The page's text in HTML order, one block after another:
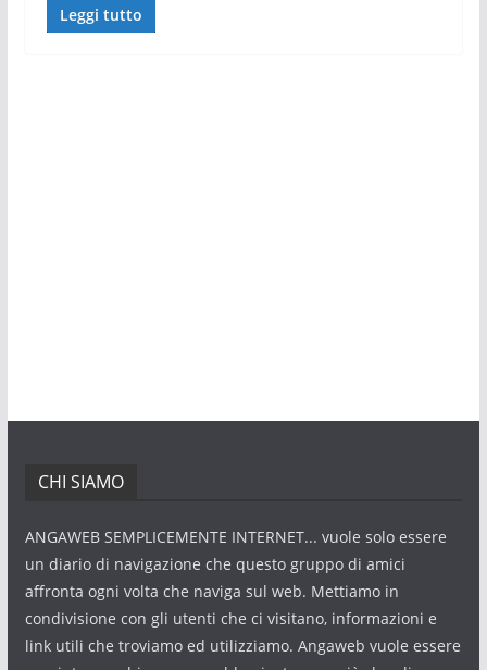
Leggi tutto
CHI SIAMO
ANGAWEB SEMPLICEMENTE INTERNET... vuole solo essere
un diario di navigazione che questo gruppo di amici
affronta ogni volta che naviga sul web. Mettiamo in
condivisione con gli utenti che ci visitano, informazioni e
link utili che troviamo ed utilizziamo. Angaweb vuole essere